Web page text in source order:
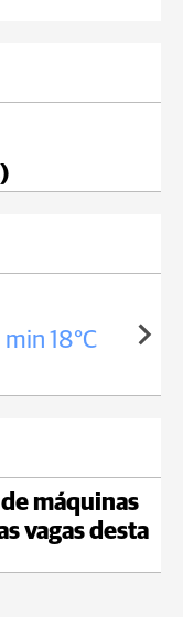
min 18°C
máquinas
vagas desta